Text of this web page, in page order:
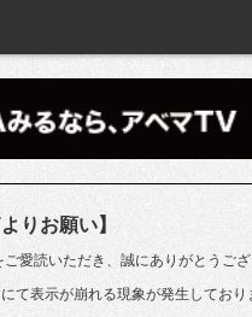
りお願い】
愛読いただき、誠にありがとうござ
て表示が崩れる現象が発生しており